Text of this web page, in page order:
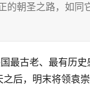
的朝圣之路，如
最古老、最有历
后，明末将领袁